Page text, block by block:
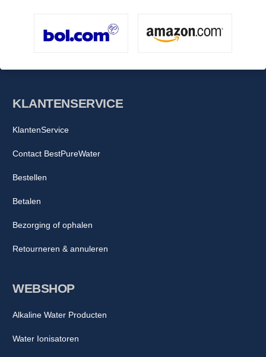
WEBSHOP
Alkaline Water Producten
Water Ionisatoren
KLANTENSERVICE
KlantenService
Contact BestPureWater
Bestellen
Betalen
Bezorging of ophalen
Retourneren & annuleren